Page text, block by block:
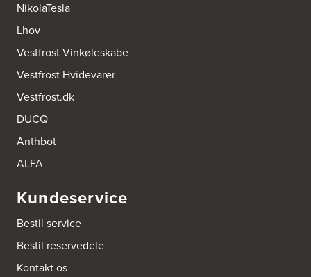
AUBO Køkken & Bad Østerbro
2100 København Ø
http://www.aubo.dk
Industrivej 8
5560 Aarup
Tel.:70101005
https://hvidtogfrit.dk/forhandler/aktiv-hvidevareservice/
Amager Køkken bad & Garderobe
2770 Kastrup
http://www.amagerkoekken.dk/
NikolaTesla
Lhov
Vestfrost Vinkøleskabe
Vestfrost Hvidevarer
Vestfrost.dk
DUCQ
Anthbot
ALFA
Kundeservice
Bestil service
Bestil reservedele
Kontakt os